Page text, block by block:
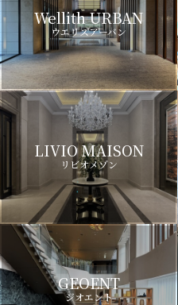
Wellith URBAN
ウエリスアーバン
LIVIO MAISON
リビオメゾン
GEOENT
ジオエント